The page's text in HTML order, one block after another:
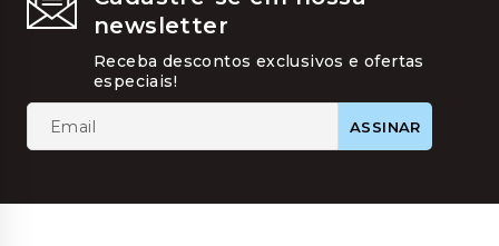
newsletter
Receba descontos exclusivos e ofertas
especiais!